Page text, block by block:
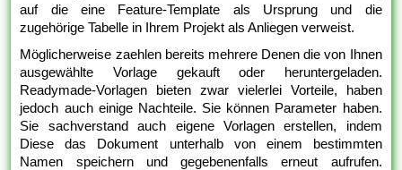
auf die eine Feature-Template als Ursprung und die
zugehörige Tabelle in Ihrem Projekt als Anliegen verweist.
Möglicherweise zaehlen bereits mehrere Denen die von Ihnen
ausgewählte Vorlage gekauft oder heruntergeladen.
Readymade-Vorlagen bieten zwar vielerlei Vorteile, haben
jedoch auch einige Nachteile. Sie können Parameter haben.
Sie sachverstand auch eigene Vorlagen erstellen, indem
Diese das Dokument unterhalb von einem bestimmten
Namen speichern und gegebenenfalls erneut aufrufen.